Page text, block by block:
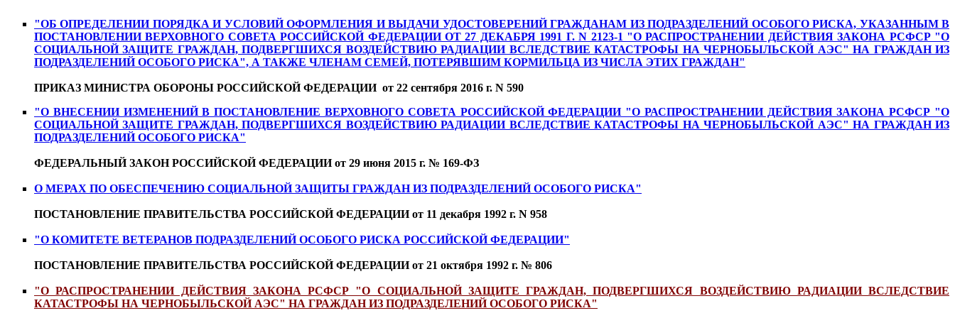
"ОБ ОПРЕДЕЛЕНИИ ПОРЯДКА И УСЛОВИЙ ОФОРМЛЕНИЯ И ВЫДАЧИ УДОСТОВЕРЕНИЙ ГРАЖДАНАМ ИЗ ПОДРАЗДЕЛЕНИЙ ОСОБОГО РИСКА, УКАЗАННЫМ В
ПОСТАНОВЛЕНИИ ВЕРХОВНОГО СОВЕТА РОССИЙСКОЙ ФЕДЕРАЦИИ ОТ 27 ДЕКАБРЯ 1991 Г. N 2123-1 "О РАСПРОСТРАНЕНИИ ДЕЙСТВИЯ ЗАКОНА РСФСР "О
СОЦИАЛЬНОЙ ЗАЩИТЕ ГРАЖДАН, ПОДВЕРГШИХСЯ ВОЗДЕЙСТВИЮ РАДИАЦИИ ВСЛЕДСТВИЕ КАТАСТРОФЫ НА ЧЕРНОБЫЛЬСКОЙ АЭС" НА ГРАЖДАН ИЗ
ПОДРАЗДЕЛЕНИЙ ОСОБОГО РИСКА", А ТАКЖЕ ЧЛЕНАМ СЕМЕЙ, ПОТЕРЯВШИМ КОРМИЛЬЦА ИЗ ЧИСЛА ЭТИХ ГРАЖДАН"
ПРИКАЗ МИНИСТРА ОБОРОНЫ РОССИЙСКОЙ ФЕДЕРАЦИИ от 22 сентября 2016 г. N 590
"О ВНЕСЕНИИ ИЗМЕНЕНИЙ В ПОСТАНОВЛЕНИЕ ВЕРХОВНОГО СОВЕТА РОССИЙСКОЙ ФЕДЕРАЦИИ "О РАСПРОСТРАНЕНИИ ДЕЙСТВИЯ ЗАКОНА РСФСР "О
СОЦИАЛЬНОЙ ЗАЩИТЕ ГРАЖДАН, ПОДВЕРГШИХСЯ ВОЗДЕЙСТВИЮ РАДИАЦИИ ВСЛЕДСТВИЕ КАТАСТРОФЫ НА ЧЕРНОБЫЛЬСКОЙ АЭС" НА ГРАЖДАН ИЗ
ПОДРАЗДЕЛЕНИЙ ОСОБОГО РИСКА"
ФЕДЕРАЛЬНЫЙ ЗАКОН РОССИЙСКОЙ ФЕДЕРАЦИИ от 29 июня 2015 г. № 169-ФЗ
О МЕРАХ ПО ОБЕСПЕЧЕНИЮ СОЦИАЛЬНОЙ ЗАЩИТЫ ГРАЖДАН ИЗ ПОДРАЗДЕЛЕНИЙ ОСОБОГО РИСКА"
ПОСТАНОВЛЕНИЕ ПРАВИТЕЛЬСТВА РОССИЙСКОЙ ФЕДЕРАЦИИ от 11 декабря 1992 г. N 958
"О КОМИТЕТЕ ВЕТЕРАНОВ ПОДРАЗДЕЛЕНИЙ ОСОБОГО РИСКА РОССИЙСКОЙ ФЕДЕРАЦИИ"
ПОСТАНОВЛЕНИЕ ПРАВИТЕЛЬСТВА РОССИЙСКОЙ ФЕДЕРАЦИИ от 21 октября 1992 г. № 806
"О РАСПРОСТРАНЕНИИ ДЕЙСТВИЯ ЗАКОНА РСФСР "О СОЦИАЛЬНОЙ ЗАЩИТЕ ГРАЖДАН, ПОДВЕРГШИХСЯ ВОЗДЕЙСТВИЮ РАДИАЦИИ ВСЛЕДСТВИЕ
КАТАСТРОФЫ НА ЧЕРНОБЫЛЬСКОЙ АЭС" НА ГРАЖДАН ИЗ ПОДРАЗДЕЛЕНИЙ ОСОБОГО РИСКА"